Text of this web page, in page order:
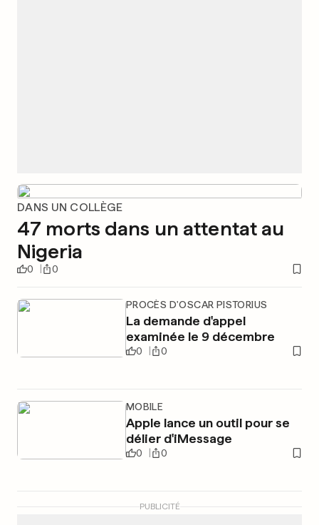
DANS UN COLLÈGE
47 morts dans un attentat au
Nigeria
0 0
PROCÈS D'OSCAR PISTORIUS
La demande d'appel
examinée le 9 décembre
0 0
MOBILE
Apple lance un outil pour se
délier d'iMessage
0 0
PUBLICITÉ